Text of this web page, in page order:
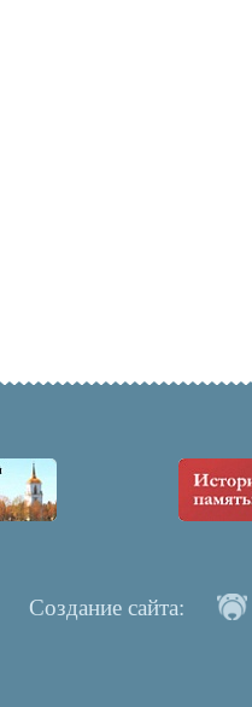
Создание сайта: